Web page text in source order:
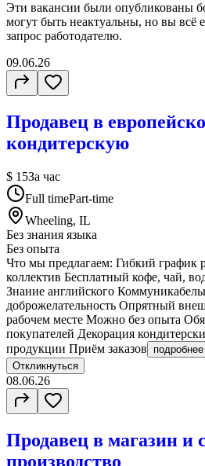
Эти вакансии были опубликованы
могут быть неактуальны, но вы всё
запрос работодателю.
09.06.26
Продавец в
кондитерскую
$ 15За час
Full timePart-time
Wheeling, IL
Без знания языка
Без опыта
Что мы предлагаем: Гибкий
коллектив Бесплатный кофе, чай,
Знание английского
доброжелательность Опрятный
рабочем месте Можно без опыта
покупателей Декорация
продукции Приём заказов
подробнее
Откликнуться
08.06.26
Продавец в магазин и
производство